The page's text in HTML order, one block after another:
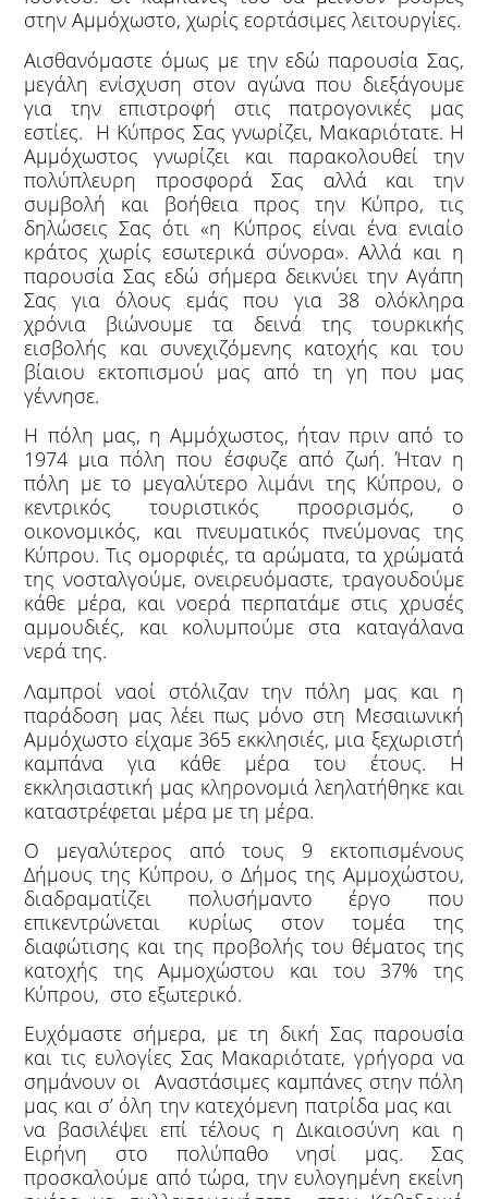
στην Αμμόχωστο, χωρίς εορτάσιμες λειτουργίες.
Αισθανόμαστε όμως με την εδώ παρουσία Σας,
μεγάλη ενίσχυση στον αγώνα που διεξάγουμε
για την επιστροφή στις πατρογονικές μας
εστίες. Η Κύπρος Σας γνωρίζει, Μακαριότατε. Η
Αμμόχωστος γνωρίζει και παρακολουθεί την
πολύπλευρη προσφορά Σας αλλά και την
συμβολή και βοήθεια προς την Κύπρο, τις
δηλώσεις Σας ότι «η Κύπρος είναι ένα ενιαίο
κράτος χωρίς εσωτερικά σύνορα». Αλλά και η
παρουσία Σας εδώ σήμερα δεικνύει την Αγάπη
Σας για όλους εμάς που για 38 ολόκληρα
χρόνια βιώνουμε τα δεινά της τουρκικής
εισβολής και συνεχιζόμενης κατοχής και του
βίαιου εκτοπισμού μας από τη γη που μας
γέννησε.
Η πόλη μας, η Αμμόχωστος, ήταν πριν από το
1974 μια πόλη που έσφυζε από ζωή. Ήταν η
πόλη με το μεγαλύτερο λιμάνι της Κύπρου, ο
κεντρικός τουριστικός προορισμός, ο
οικονομικός, και πνευματικός πνεύμονας της
Κύπρου. Τις ομορφιές, τα αρώματα, τα χρώματά
της νοσταλγούμε, ονειρευόμαστε, τραγουδούμε
κάθε μέρα, και νοερά περπατάμε στις χρυσές
αμμουδιές, και κολυμπούμε στα καταγάλανα
νερά της.
Λαμπροί ναοί στόλιζαν την πόλη μας και η
παράδοση μας λέει πως μόνο στη Μεσαιωνική
Αμμόχωστο είχαμε 365 εκκλησιές, μια ξεχωριστή
καμπάνα για κάθε μέρα του έτους. Η
εκκλησιαστική μας κληρονομιά λεηλατήθηκε και
καταστρέφεται μέρα με τη μέρα.
Ο μεγαλύτερος από τους 9 εκτοπισμένους
Δήμους της Κύπρου, ο Δήμος της Αμμοχώστου,
διαδραματίζει πολυσήμαντο έργο που
επικεντρώνεται κυρίως στον τομέα της
διαφώτισης και της προβολής του θέματος της
κατοχής της Αμμοχώστου και του 37% της
Κύπρου, στο εξωτερικό.
Ευχόμαστε σήμερα, με τη δική Σας παρουσία
και τις ευλογίες Σας Μακαριότατε, γρήγορα να
σημάνουν οι Αναστάσιμες καμπάνες στην πόλη
μας και σ’ όλη την κατεχόμενη πατρίδα μας και
να βασιλέψει επί τέλους η Δικαιοσύνη και η
Ειρήνη στο πολύπαθο νησί μας. Σας
προσκαλούμε από τώρα, την ευλογημένη εκείνη